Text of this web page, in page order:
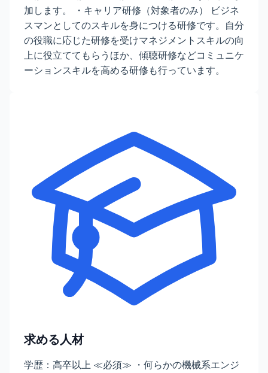
加します。 ・キャリア研修（対象者のみ） ビジネ
スマンとしてのスキルを身につける研修です。自分
の役職に応じた研修を受けマネジメントスキルの向
上に役立ててもらうほか、傾聴研修などコミュニケ
ーションスキルを高める研修も行っています。
求める人材
学歴：高卒以上 ≪必須≫ ・何らかの機械系エンジ